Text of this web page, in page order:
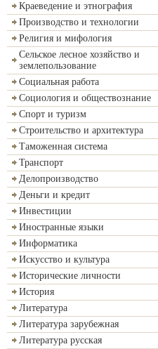
Краеведение и этнография
Производство и технологии
Религия и мифология
Сельское лесное хозяйство и
землепользование
Социальная работа
Социология и обществознание
Спорт и туризм
Строительство и архитектура
Таможенная система
Транспорт
Делопроизводство
Деньги и кредит
Инвестиции
Иностранные языки
Информатика
Искусство и культура
Исторические личности
История
Литература
Литература зарубежная
Литература русская